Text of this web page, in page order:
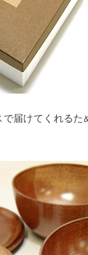
届けてくれるた